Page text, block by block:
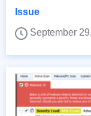
Issue
September